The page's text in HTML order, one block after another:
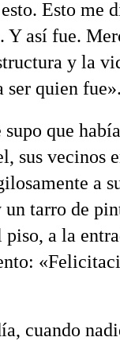
Esto me
Y así fue.
y la
ser quien fue».
que
sus vecinos
a
un tarro de
a la
cuando